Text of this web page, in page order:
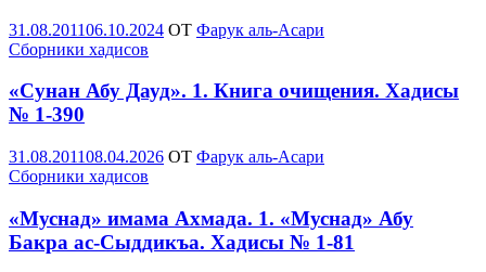
Опубликовано
31.08.201106.10.2024 OT Фарук аль-Асари
Сборники хадисов
«Сунан Абу Дауд». 1. Книга очищения. Хадисы
№ 1-390
Опубликовано
31.08.201108.04.2026 OT Фарук аль-Асари
Сборники хадисов
«Муснад» имама Ахмада. 1. «Муснад» Абу
Бакра ас-Сыддикъа. Хадисы № 1-81